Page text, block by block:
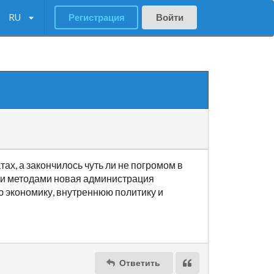
RU Регистрация Войти
а закончилось чуть ли не погромом в
методами новая администрация
экономику, внутреннюю политику и
Ответить